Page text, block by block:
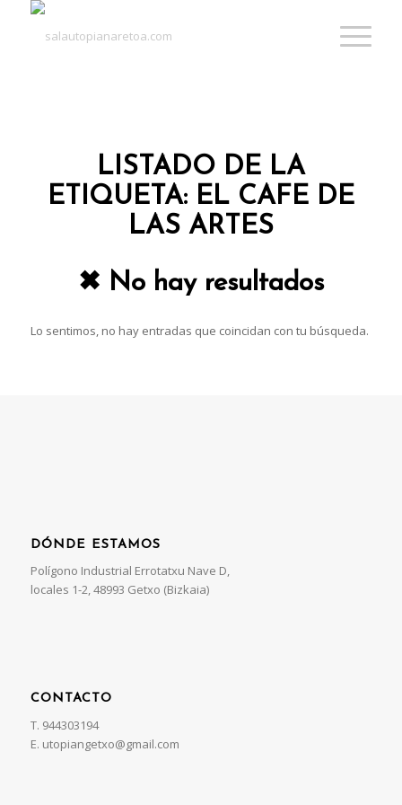
LISTADO DE LA
ETIQUETA: EL CAFE DE
LAS ARTES
✖ No hay resultados
Lo sentimos, no hay entradas que coincidan con tu búsqueda.
DÓNDE ESTAMOS
Polígono Industrial Errotatxu Nave D,
locales 1-2, 48993 Getxo (Bizkaia)
CONTACTO
T. 944303194
E. utopiangetxo@gmail.com